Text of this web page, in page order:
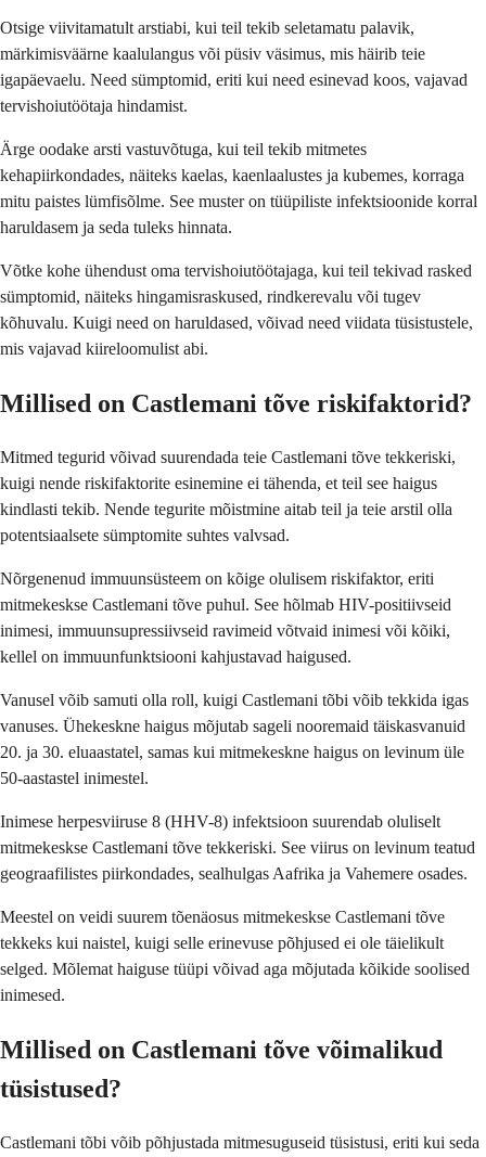
Otsige viivitamatult arstiabi, kui teil tekib seletamatu palavik,
märkimisväärne kaalulangus või püsiv väsimus, mis häirib teie
igapäevaelu. Need sümptomid, eriti kui need esinevad koos, vajavad
tervishoiutöötaja hindamist.
Ärge oodake arsti vastuvõtuga, kui teil tekib mitmetes
kehapiirkondades, näiteks kaelas, kaenlaalustes ja kubemes, korraga
mitu paistes lümfisõlme. See muster on tüüpiliste infektsioonide korral
haruldasem ja seda tuleks hinnata.
Võtke kohe ühendust oma tervishoiutöötajaga, kui teil tekivad rasked
sümptomid, näiteks hingamisraskused, rindkerevalu või tugev
kõhuvalu. Kuigi need on haruldased, võivad need viidata tüsistustele,
mis vajavad kiireloomulist abi.
Millised on Castlemani tõve riskifaktorid?
Mitmed tegurid võivad suurendada teie Castlemani tõve tekkeriski,
kuigi nende riskifaktorite esinemine ei tähenda, et teil see haigus
kindlasti tekib. Nende tegurite mõistmine aitab teil ja teie arstil olla
potentsiaalsete sümptomite suhtes valvsad.
Nõrgenenud immuunsüsteem on kõige olulisem riskifaktor, eriti
mitmekeskse Castlemani tõve puhul. See hõlmab HIV-positiivseid
inimesi, immuunsupressiivseid ravimeid võtvaid inimesi või kõiki,
kellel on immuunfunktsiooni kahjustavad haigused.
Vanusel võib samuti olla roll, kuigi Castlemani tõbi võib tekkida igas
vanuses. Ühekeskne haigus mõjutab sageli nooremaid täiskasvanuid
20. ja 30. eluaastatel, samas kui mitmekeskne haigus on levinum üle
50-aastastel inimestel.
Inimese herpesviiruse 8 (HHV-8) infektsioon suurendab oluliselt
mitmekeskse Castlemani tõve tekkeriski. See viirus on levinum teatud
geograafilistes piirkondades, sealhulgas Aafrika ja Vahemere osades.
Meestel on veidi suurem tõenäosus mitmekeskse Castlemani tõve
tekkeks kui naistel, kuigi selle erinevuse põhjused ei ole täielikult
selged. Mõlemat haiguse tüüpi võivad aga mõjutada kõikide soolised
inimesed.
Millised on Castlemani tõve võimalikud
tüsistused?
Castlemani tõbi võib põhjustada mitmesuguseid tüsistusi, eriti kui seda